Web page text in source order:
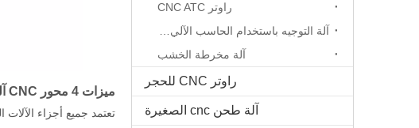
ميزات 4 محور CNC آلة:
تعتمد جميع أجزاء الآلات
راوتر CNC ATC
آلة مخرطة الخشب
راوتر CNC للحجر
آلة طحن cnc الصغيرة